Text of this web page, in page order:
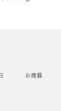
お歳暮